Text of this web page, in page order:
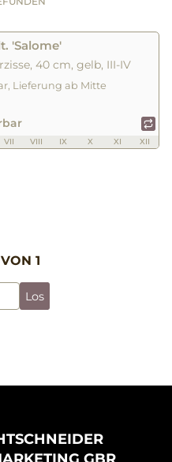
'Salome'
40 cm, gelb, III-IV
Lieferung ab Mitte
VII VIII IX X XI XII
1
Los